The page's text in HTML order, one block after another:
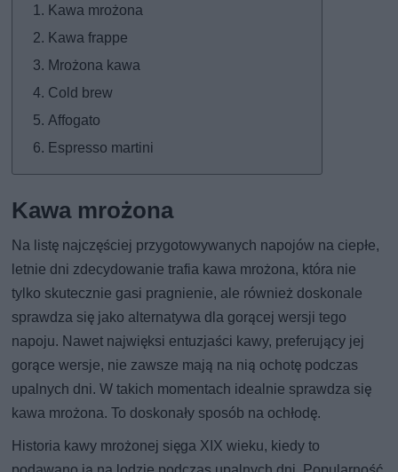
Kawa mrożona
Kawa frappe
Mrożona kawa
Cold brew
Affogato
Espresso martini
Kawa mrożona
Na listę najczęściej przygotowywanych napojów na ciepłe,
letnie dni zdecydowanie trafia kawa mrożona, która nie
tylko skutecznie gasi pragnienie, ale również doskonale
sprawdza się jako alternatywa dla gorącej wersji tego
napoju. Nawet najwięksi entuzjaści kawy, preferujący jej
gorące wersje, nie zawsze mają na nią ochotę podczas
upalnych dni. W takich momentach idealnie sprawdza się
kawa mrożona. To doskonały sposób na ochłodę.
Historia kawy mrożonej sięga XIX wieku, kiedy to